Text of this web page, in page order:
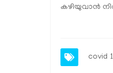
കഴിയുവാന്‍
covid